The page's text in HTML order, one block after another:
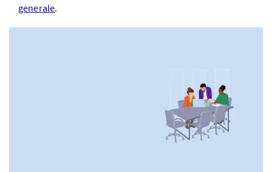
generale.